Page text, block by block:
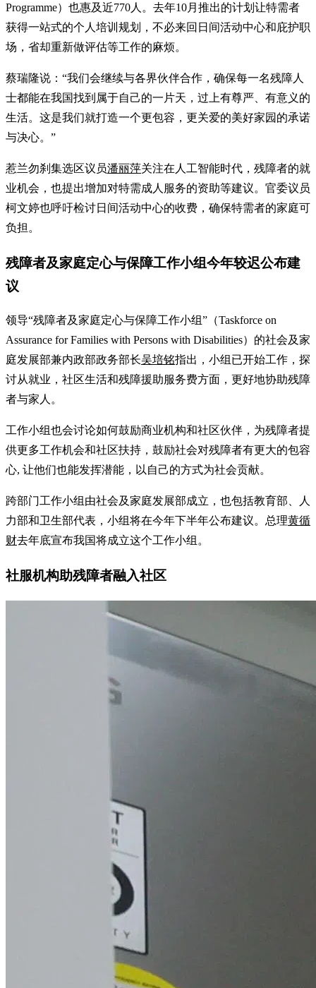
Programme）也惠及近770人。去年10月推出的计划让特需者
获得一站式的个人培训规划，不必来回日间活动中心和庇护职
场，省却重新做评估等工作的麻烦。
蔡瑞隆说：“我们会继续与各界伙伴合作，确保每一名残障人
士都能在我国找到属于自己的一片天，过上有尊严、有意义的
生活。这是我们就打造一个更包容，更关爱的美好家园的承诺
与决心。”
惹兰勿刹集选区议员潘丽萍关注在人工智能时代，残障者的就
业机会，也提出增加对特需成人服务的资助等建议。官委议员
柯文婷也呼吁检讨日间活动中心的收费，确保特需者的家庭可
负担。
残障者及家庭定心与保障工作小组今年较迟公布建
议
领导“残障者及家庭定心与保障工作小组”（Taskforce on
Assurance for Families with Persons with Disabilities）的社会及家
庭发展部兼内政部政务部长吴培铭指出，小组已开始工作，探
讨从就业，社区生活和残障援助服务费方面，更好地协助残障
者与家人。
工作小组也会讨论如何鼓励商业机构和社区伙伴，为残障者提
供更多工作机会和社区扶持，鼓励社会对残障者有更大的包容
心, 让他们也能发挥潜能，以自己的方式为社会贡献。
跨部门工作小组由社会及家庭发展部成立，也包括教育部、人
力部和卫生部代表，小组将在今年下半年公布建议。总理黄循
财去年底宣布我国将成立这个工作小组。
社服机构助残障者融入社区